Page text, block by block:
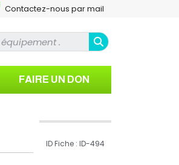
Contactez-nous par mail
FAIRE UN DON
ID Fiche : ID-494